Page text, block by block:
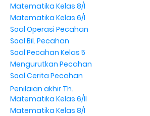
Matematika Kelas 8/I
Matematika Kelas 6/I
Soal Operasi Pecahan
Soal Bil. Pecahan
Soal Pecahan Kelas 5
Mengurutkan Pecahan
Soal Cerita Pecahan
Penilaian akhir Th.
Matematika Kelas 6/II
Matematika Kelas 8/I